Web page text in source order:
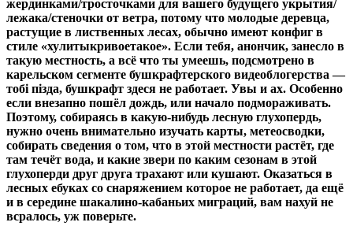
жердинками/тросточками для вашего будущего укрытия/
лежака/стеночки от ветра, потому что молодые деревца,
растущие в лиственных лесах, обычно имеют конфиг в
стиле «хулитыкривоетакое». Если тебя, анончик, занесло в
такую местность, а всё что ты умеешь, подсмотрено в
карельском сегменте бушкрафтерского видеоблогерства —
тобi пiзда, бушкрафт здеся не работает. Увы и ах. Особенно
если внезапно пошёл дождь, или начало подмораживать.
Поэтому, собираясь в какую-нибудь лесную глухопердь,
нужно очень внимательно изучать карты, метеосводки,
собирать сведения о том, что в этой местности растёт, где
там течёт вода, и какие звери по каким сезонам в этой
глухоперди друг друга трахают или кушают. Оказаться в
лесных ебуках со снаряжением которое не работает, да ещё
и в середине шакалино-кабаньих миграций, вам нахуй не
всралось, уж поверьте.